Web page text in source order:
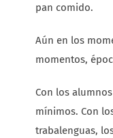
pan comido.
Aún en los
momentos,
Con los
mínimos. Con
trabalenguas,